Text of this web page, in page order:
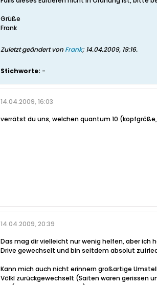
Grüße
Frank
Zuletzt geändert von Frank; 14.04.2009, 19:16.
Stichworte: -
14.04.2009, 16:03
verrätst du uns, welchen quantum 10
14.04.2009, 20:39
Das mag dir vielleicht nur wenig helfen, aber ich
Drive gewechselt und bin seitdem absolut
Kann mich auch nicht erinnern großartige
Völkl zurückgewechselt (Saiten waren gerissen